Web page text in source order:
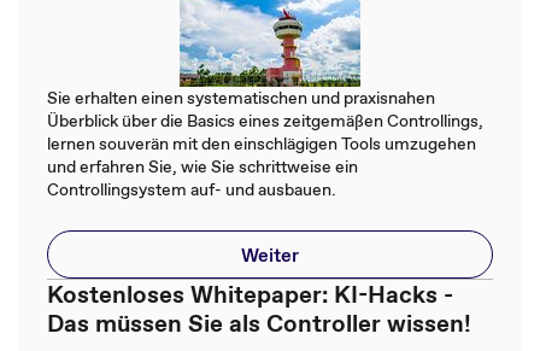
Sie erhalten einen systematischen und praxisnahen
Überblick über die Basics eines zeitgemäßen Controllings,
lernen souverän mit den einschlägigen Tools umzugehen
und erfahren Sie, wie Sie schrittweise ein
Controllingsystem auf- und ausbauen.
Weiter
Kostenloses Whitepaper: KI-Hacks -
Das müssen Sie als Controller wissen!